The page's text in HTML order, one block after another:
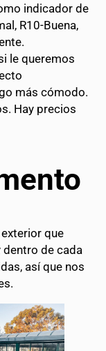
indicador de
R10-Buena,
le queremos
más cómodo.
Hay precios
que
dentro de cada
así que nos